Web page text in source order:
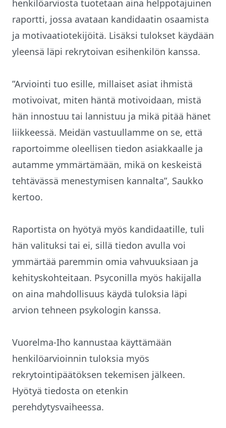
henkilöarviosta tuotetaan aina helppotajuinen
raportti, jossa avataan kandidaatin osaamista
ja motivaatiotekijöitä. Lisäksi tulokset käydään
yleensä läpi rekrytoivan esihenkilön kanssa.
”Arviointi tuo esille, millaiset asiat ihmistä
motivoivat, miten häntä motivoidaan, mistä
hän innostuu tai lannistuu ja mikä pitää hänet
liikkeessä. Meidän vastuullamme on se, että
raportoimme oleellisen tiedon asiakkaalle ja
autamme ymmärtämään, mikä on keskeistä
tehtävässä menestymisen kannalta”, Saukko
kertoo.
Raportista on hyötyä myös kandidaatille, tuli
hän valituksi tai ei, sillä tiedon avulla voi
ymmärtää paremmin omia vahvuuksiaan ja
kehityskohteitaan. Psyconilla myös hakijalla
on aina mahdollisuus käydä tuloksia läpi
arvion tehneen psykologin kanssa.
Vuorelma-Iho kannustaa käyttämään
henkilöarvioinnin tuloksia myös
rekrytointipäätöksen tekemisen jälkeen.
Hyötyä tiedosta on etenkin
perehdytysvaiheessa.